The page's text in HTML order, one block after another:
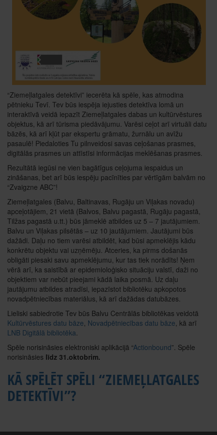
“Ziemeļlatgales detektīvi” iecerēta kā spēle, kas atmodina
pētnieku Tevī. Tev būs iespēja iejusties detektīva lomā un
interaktīvā veidā iepazīt Ziemeļlatgales dabas un kultūrvēstures
objektus, kā arī tūrisma piedāvājumu. Varēsi ceļot arī virtuāli datu
bāzēs, kā arī kļūt par ekspertu grāmatu, žurnālu un avīžu
pasaulē! Piedaloties Tu pilnveidosi savas ceļošanas prasmes,
digitālās prasmes un attīstīsi informācijas meklēšanas prasmes.
Rezultātā iegūsi ne vien bagātīgus ceļojuma iespaidus un
zināšanas, bet arī būs iespēju pacīnīties par vērtīgām balvām no
“Zvaigzne ABC”!
Ziemeļlatgales (Balvu, Baltinavas, Rugāju un Viļakas novadu)
apceļotājiem, 21 vietā (Balvos, Balvu pagastā, Rugāju pagastā,
Tilžas pagastā u.tt.) būs jāmeklē atbildes uz 5 – 7 jautājumiem.
Balvu un Viļakas pilsētās – uz 10 jautājumiem. Jautājumi būs
dažādi. Daļu no tiem varēsi atbildēt, kad būsi apmeklējis kādu
konkrētu objektu vai uzņēmēju. Atceries, ka pirms došanās
obligāti piesaki savu apmeklējumu, kur tas tiek norādīts! Ņem
vērā arī, ka saistībā ar epidemioloģisko situāciju valstī, daži no
objektiem var nebūt pieejami kādā laika posmā. Uz daļu
jautājumu atbildes atradīsi, iepazīstot bibliotēku apkopotos
novadpētniecības materiālus, kā arī dažādas datubāzes.
Lieliski sabiedrotie Tev būs Balvu Centrālās bibliotēkas veidotā
Kultūrvēstures datu bāze Novadpētniecības datu bāze , kā arī
LNB Digitālā bibliotēka
Spēle norisināsies elektroniski aplikācijā “Actionbound”. Spēle
norisināsies līdz 31.oktobrim.
KĀ SPĒLĒT SPĒLI “ZIEMEĻLATGALES
DETEKTĪVI”?